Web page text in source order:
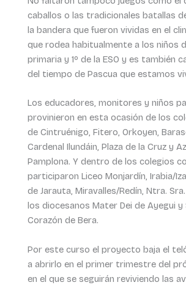
caballos o las tradicionales batallas
la bandera que fueron vividas en el
que rodea habitualmente a los niños
primaria y 1º de la ESO y es también
del tiempo de Pascua que estamos
Los educadores, monitores y niños
provinieron en esta ocasión de los
de Cintruénigo, Fitero, Orkoyen,
Cardenal Ilundáin, Plaza de la Cruz y
Pamplona. Y dentro de los colegios
participaron Liceo Monjardín, Irabia/
de Jarauta, Miravalles/Redín, Ntra.
los diocesanos Mater Dei de Ayegui y
Corazón de Bera.
Por este curso el proyecto baja el
a abrirlo en el primer trimestre del
en el que se seguirán reviviendo las